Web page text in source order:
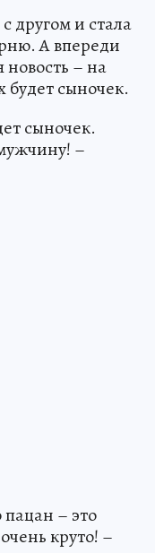
другом и стала
А впереди
– на
будет сыночек.
сыночек.
–
– это
круто! –